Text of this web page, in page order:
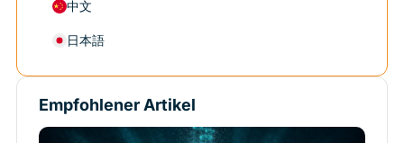
中文
日本語
Empfohlener Artikel